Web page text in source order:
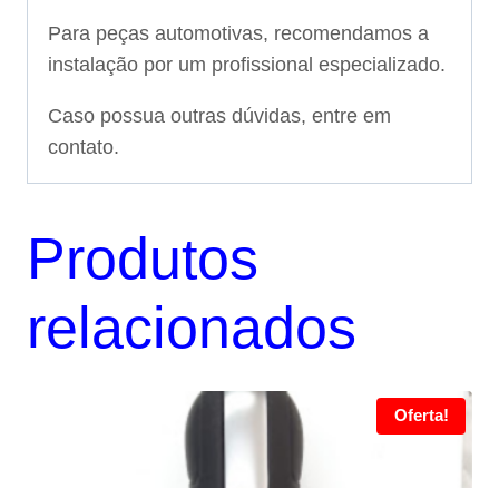
Para peças automotivas, recomendamos a
instalação por um profissional especializado.
Caso possua outras dúvidas, entre em
contato.
Produtos
relacionados
Oferta!